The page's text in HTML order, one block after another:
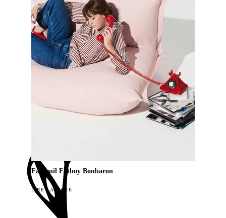
Fauteuil Fatboy Bonbaron
LIRE LA SUITE